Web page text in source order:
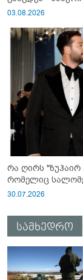
03.08.2026
რა ღირს "ზუჰაირ მურადის" ულამაზესი საქორწინო კაბა,
რომელიც
30.07.2026
სამხედრო